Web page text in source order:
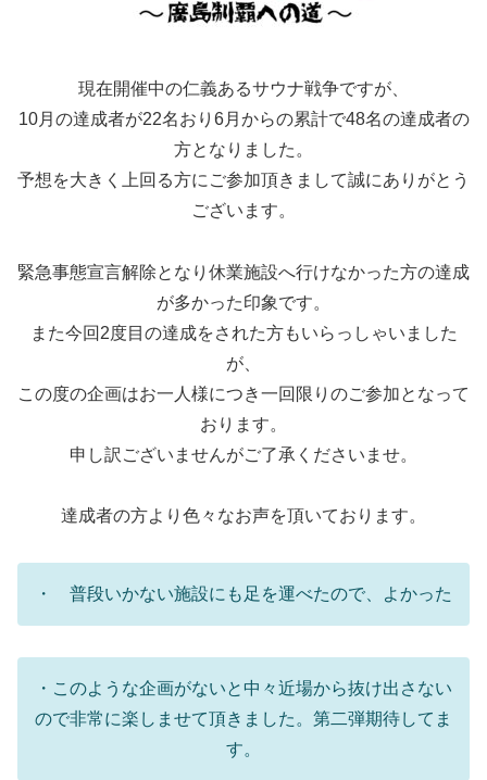
現在開催中の仁義あるサウナ戦争ですが、
10月の達成者が22名おり6月からの累計で48名の達成者の
方となりました。
予想を大きく上回る方にご参加頂きまして誠にありがとう
ございます。
緊急事態宣言解除となり休業施設へ行けなかった方の達成
が多かった印象です。
また今回2度目の達成をされた方もいらっしゃいました
が、
この度の企画はお一人様につき一回限りのご参加となって
おります。
申し訳ございませんがご了承くださいませ。
達成者の方より色々なお声を頂いております。
・ 普段いかない施設にも足を運べたので、よかった
・このような企画がないと中々近場から抜け出さない
ので非常に楽しませて頂きました。第二弾期待してま
す。